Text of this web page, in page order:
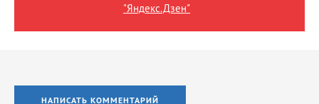
"Яндекс.Дзен"
НАПИСАТЬ КОММЕНТАРИЙ